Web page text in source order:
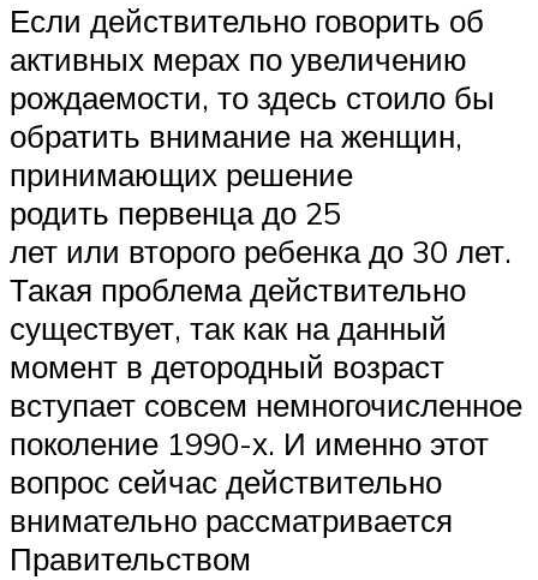
Если действительно говорить об
активных мерах по увеличению
рождаемости, то здесь стоило бы
обратить внимание на женщин,
принимающих решение
родить первенца до 25
лет или второго ребенка до 30 лет.
Такая проблема действительно
существует, так как на данный
момент в детородный возраст
вступает совсем немногочисленное
поколение 1990-х. И именно этот
вопрос сейчас действительно
внимательно рассматривается
Правительством